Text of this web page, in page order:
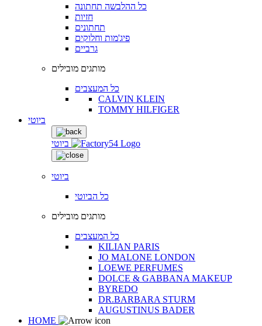
כל ההלבשה תחתונה
חזיות
תחתונים
פיג'מות וחלוקים
גרביים
מותגים מובילים
כל המעצבים
CALVIN KLEIN
TOMMY HILFIGER
ביוטי
ביוטי
ביוטי
כל הביוטי
מותגים מובילים
כל המעצבים
KILIAN PARIS
JO MALONE LONDON
LOEWE PERFUMES
DOLCE & GABBANA MAKEUP
BYREDO
DR.BARBARA STURM
AUGUSTINUS BADER
HOME